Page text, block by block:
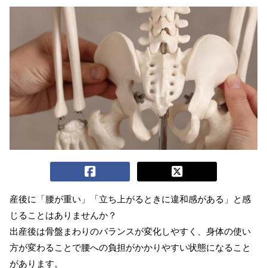
産後に「腰が重い」「立ち上がるときに違和感がある」と感
じることはありませんか？
出産後は骨盤まわりのバランスが変化しやすく、身体の使い
方が変わることで腰への負担がかかりやすい状態になること
があります。